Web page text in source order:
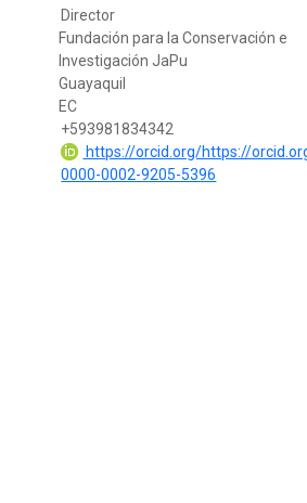
Director
Fundación para la Conservación e
Investigación JaPu
Guayaquil
EC
+593981834342
https://orcid.org/https://
0000-0002-9205-5396